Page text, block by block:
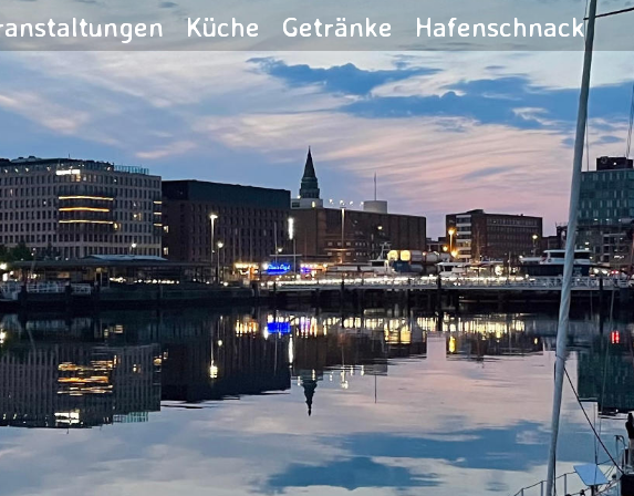
Küche Getränke Hafenschnack